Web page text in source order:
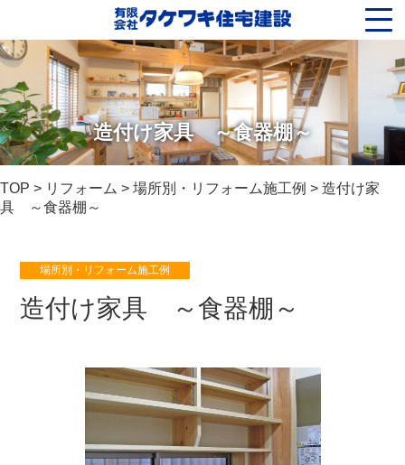
造付け家具 ～食器棚～
TOP > リフォーム > 場所別・リフォーム施工例 > 造付け家
具 ～食器棚～
場所別・リフォーム施工例
造付け家具 ～食器棚～